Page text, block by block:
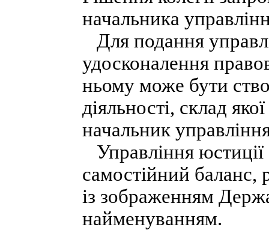
начальника
Для подання
удосконалення
ньому може бути
діяльності, склад
начальник
Управління
самостійний баланс,
із зображенням
найменуванням.